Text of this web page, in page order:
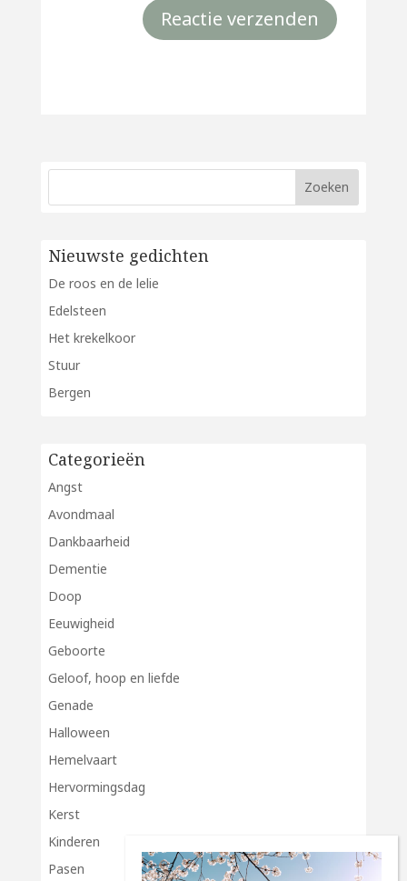
Nieuwste gedichten
De roos en de lelie
Edelsteen
Het krekelkoor
Stuur
Bergen
Categorieën
Angst
Avondmaal
Dankbaarheid
Dementie
Doop
Eeuwigheid
Geboorte
Geloof, hoop en liefde
Genade
Halloween
Hemelvaart
Hervormingsdag
Kerst
Kinderen
Pasen